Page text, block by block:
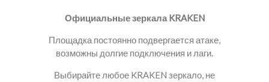
Официальные зеркала KRAKEN
Площадка постоянно подвергается атаке,
возможны долгие подключения и лаги.
Выбирайте любое KRAKEN зеркало, не